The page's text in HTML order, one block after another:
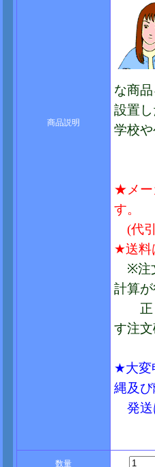
商品説明
な商
設置
学校
★メー
す。
(代
★送料
※注
計算
正し
す注
★大変
縄及
発送
数量